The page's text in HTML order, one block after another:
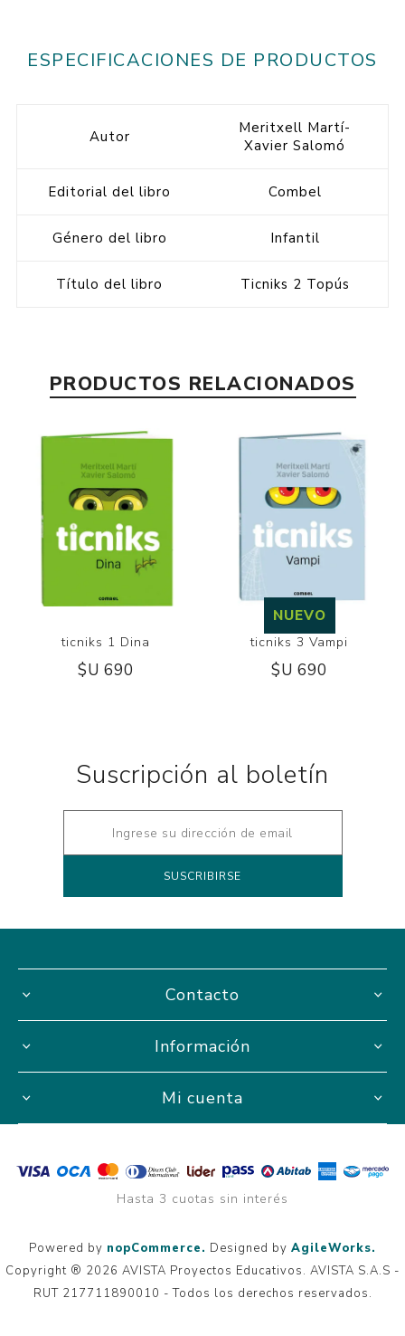
ESPECIFICACIONES DE PRODUCTOS
Autor
Meritxell Martí-
Xavier Salomó
Editorial del libro Combel
Género del libro Infantil
Título del libro Ticniks 2 Topús
PRODUCTOS RELACIONADOS
ticniks 1 Dina
$U 690
NUEVO
ticniks 3 Vampi
$U 690
Suscripción al boletín
Contacto
Información
Mi cuenta
Hasta 3 cuotas sin interés
Powered by nopCommerce. Designed by AgileWorks.
Copyright ® 2026 AVISTA Proyectos Educativos. AVISTA S.A.S -
RUT 217711890010 - Todos los derechos reservados.